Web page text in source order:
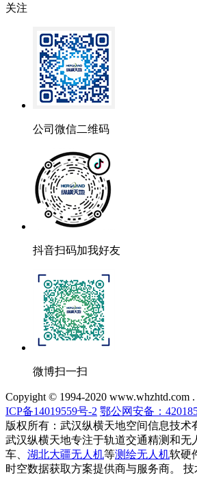
关注
公司微信二维码
抖音扫码加我好友
微博扫一扫
Copyight © 1994-2020 www.whzhtd.com .
ICP备14019559号-2 鄂公网安备：
版权所有：武汉纵横天地空间信息技术
武汉纵横天地专注于轨道交通精测和无
车、 湖北大疆无人机等测绘无人机软硬
时空数据获取方案提供商与服务商。 技